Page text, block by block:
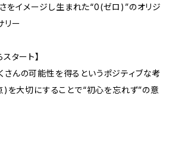
をイメージし生まれた“0(ゼロ)”のオリジ
リー
タート】
さんの可能性を得るというポジティブな考
)を大切にすることで“初心を忘れず”の意